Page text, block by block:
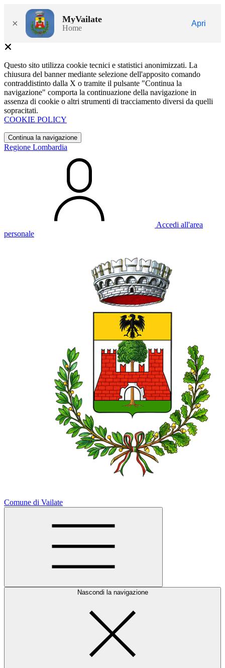
× MyVailate
Home
Apri
Questo sito utilizza cookie tecnici e statistici anonimizzati. La
chiusura del banner mediante selezione dell'apposito comando
contraddistinto dalla X o tramite il pulsante "Continua la
navigazione" comporta la continuazione della navigazione in
assenza di cookie o altri strumenti di tracciamento diversi da quelli
sopracitati.
COOKIE POLICY
Continua la navigazione
Regione Lombardia
Accedi all'area
personale
Comune di Vailate
Nascondi la navigazione